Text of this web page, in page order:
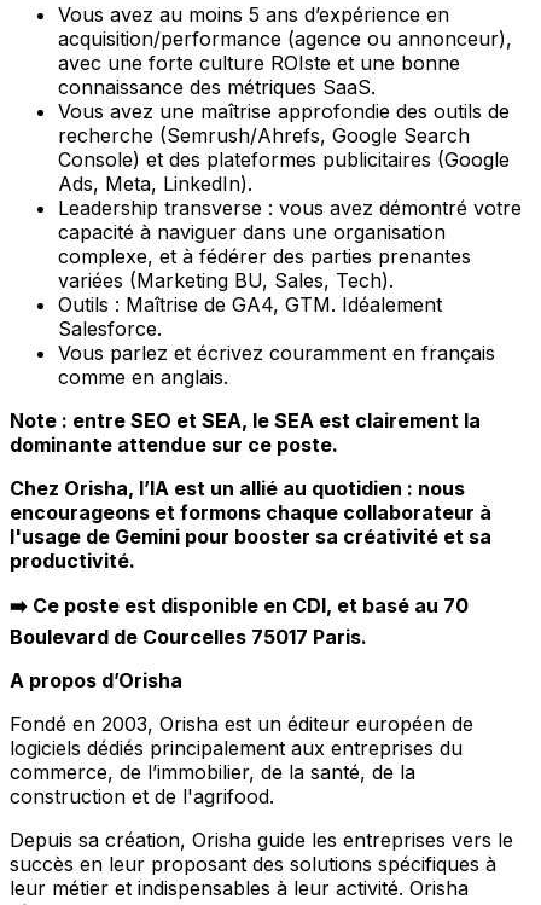
Vous avez au moins 5 ans d’expérience en
acquisition/performance (agence ou annonceur),
avec une forte culture ROIste et une bonne
connaissance des métriques SaaS.
Vous avez une maîtrise approfondie des outils de
recherche (Semrush/Ahrefs, Google Search
Console) et des plateformes publicitaires (Google
Ads, Meta, LinkedIn).
Leadership transverse : vous avez démontré votre
capacité à naviguer dans une organisation
complexe, et à fédérer des parties prenantes
variées (Marketing BU, Sales, Tech).
Outils : Maîtrise de GA4, GTM. Idéalement
Salesforce.
Vous parlez et écrivez couramment en français
comme en anglais.
Note : entre SEO et SEA, le SEA est clairement la
dominante attendue sur ce poste.
Chez Orisha, l’IA est un allié au quotidien : nous
encourageons et formons chaque collaborateur à
l'usage de Gemini pour booster sa créativité et sa
productivité.
➡️ Ce poste est disponible en CDI, et basé au 70
Boulevard de Courcelles 75017 Paris.
A propos d’Orisha
Fondé en 2003, Orisha est un éditeur européen de
logiciels dédiés principalement aux entreprises du
commerce, de l’immobilier, de la santé, de la
construction et de l'agrifood.
Depuis sa création, Orisha guide les entreprises vers le
succès en leur proposant des solutions spécifiques à
leur métier et indispensables à leur activité. Orisha